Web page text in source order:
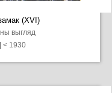
(XVI)
выгляд
< 1930